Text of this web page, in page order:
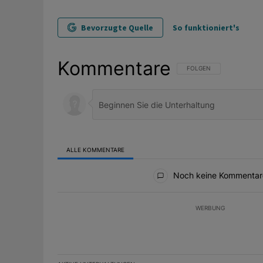
Bevorzugte Quelle So funktioniert's
Kommentare FOLGE DIESER
FOLGEN
ALLE KOMMENTARE
Noch keine
WERBUNG